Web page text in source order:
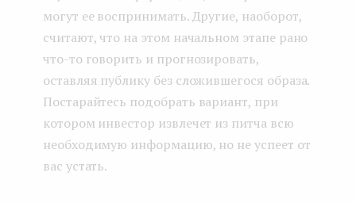
могут ее воспринимать. Другие, наоборот,
считают, что на этом начальном этапе рано
что-то говорить и прогнозировать,
оставляя публику без сложившегося образа.
Постарайтесь подобрать вариант, при
котором инвестор извлечет из питча всю
необходимую информацию, но не успеет от
вас устать.